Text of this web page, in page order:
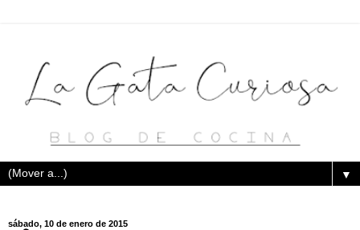
▼
sábado, 10 de enero de 2015